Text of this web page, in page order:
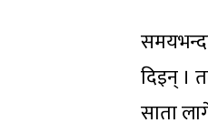
दिइन् ।
साता